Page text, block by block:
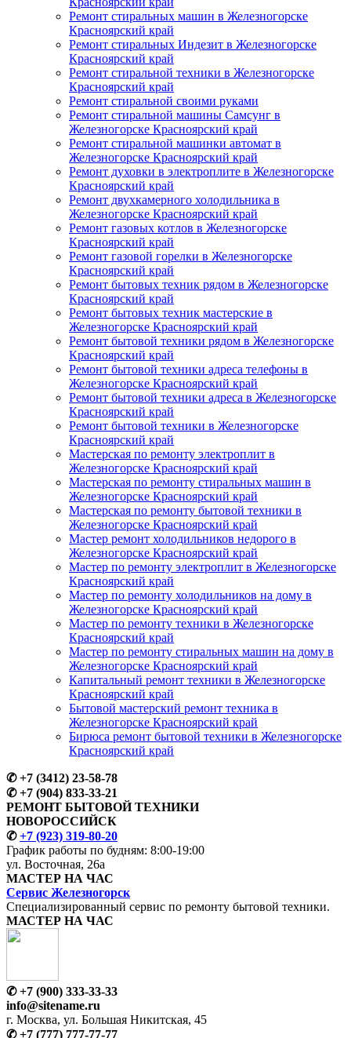
Ремонт стиральных машин в Железногорске
Красноярский край
Ремонт стиральных Индезит в Железногорске
Красноярский край
Ремонт стиральной техники в Железногорске
Красноярский край
Ремонт стиральной своими руками
Ремонт стиральной машины Самсунг в
Железногорске Красноярский край
Ремонт стиральной машинки автомат в
Железногорске Красноярский край
Ремонт духовки в электроплите в Железногорске
Красноярский край
Ремонт двухкамерного холодильника в
Железногорске Красноярский край
Ремонт газовых котлов в Железногорске
Красноярский край
Ремонт газовой горелки в Железногорске
Красноярский край
Ремонт бытовых техник рядом в Железногорске
Красноярский край
Ремонт бытовых техник мастерские в
Железногорске Красноярский край
Ремонт бытовой техники рядом в Железногорске
Красноярский край
Ремонт бытовой техники адреса телефоны в
Железногорске Красноярский край
Ремонт бытовой техники адреса в Железногорске
Красноярский край
Ремонт бытовой техники в Железногорске
Красноярский край
Мастерская по ремонту электроплит в
Железногорске Красноярский край
Мастерская по ремонту стиральных машин в
Железногорске Красноярский край
Мастерская по ремонту бытовой техники в
Железногорске Красноярский край
Мастер ремонт холодильников недорого в
Железногорске Красноярский край
Мастер по ремонту электроплит в Железногорске
Красноярский край
Мастер по ремонту холодильников на дому в
Железногорске Красноярский край
Мастер по ремонту техники в Железногорске
Красноярский край
Мастер по ремонту стиральных машин на дому в
Железногорске Красноярский край
Капитальный ремонт техники в Железногорске
Красноярский край
Бытовой мастерский ремонт техника в
Железногорске Красноярский край
Бирюса ремонт бытовой техники в Железногорске
Красноярский край
✆ +7 (3412) 23-58-78
✆+7 (904) 833-33-21
РЕМОНТ БЫТОВОЙ ТЕХНИКИ
НОВОРОССИЙСК
✆ +7 (923) 319-80-20
График работы по будням: 8:00-19:00
ул. Восточная, 26а
МАСТЕР НА ЧАС
Сервис Железногорск
Специализированный сервис по ремонту бытовой техники.
МАСТЕР НА ЧАС
✆+7 (900) 333-33-33
info@sitename.ru
г. Москва, ул. Большая Никитская, 45
✆ +7 (777) 777-77-77